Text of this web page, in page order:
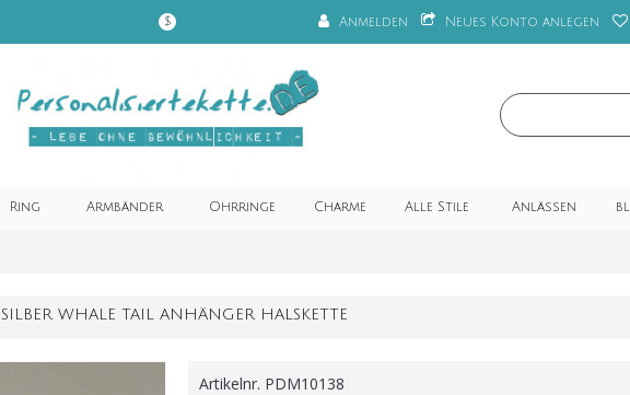
$ Anmelden Neues Konto anlegen
Ring Armbänder Ohrringe Charme Alle Stile Anlässen
SILBER WHALE TAIL ANHÄNGER HALSKETTE
Artikelnr. PDM10138